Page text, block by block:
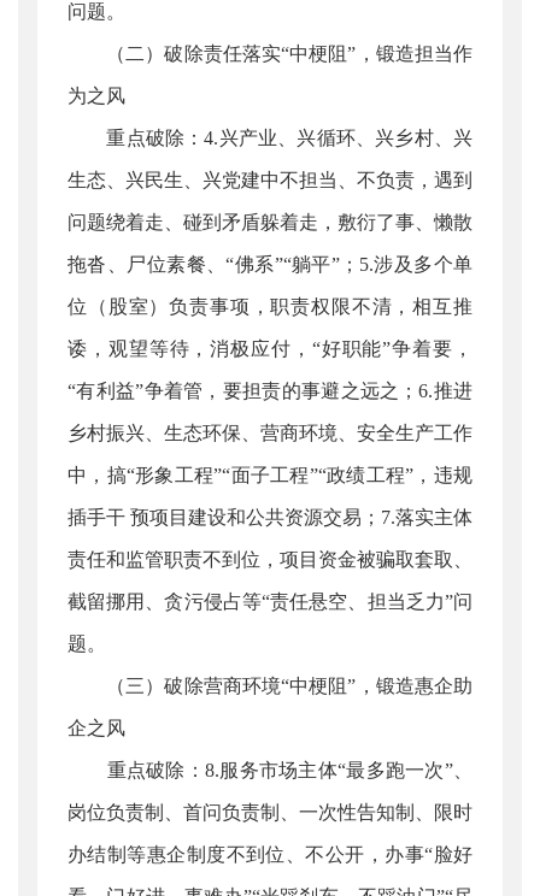
问题。
（二）破除责任落实“中梗阻”，锻造担当作
为之风
重点破除：4.兴产业、兴循环、兴乡村、兴
生态、兴民生、兴党建中不担当、不负责，遇到
问题绕着走、碰到矛盾躲着走，敷衍了事、懒散
拖沓、尸位素餐、“佛系”“躺平”；5.涉及多个单
位（股室）负责事项，职责权限不清，相互推
诿，观望等待，消极应付，“好职能”争着要，
“有利益”争着管，要担责的事避之远之；6.推进
乡村振兴、生态环保、营商环境、安全生产工作
中，搞“形象工程”“面子工程”“政绩工程”，违规
插手干 预项目建设和公共资源交易；7.落实主体
责任和监管职责不到位，项目资金被骗取套取、
截留挪用、贪污侵占等“责任悬空、担当乏力”问
题。
（三）破除营商环境“中梗阻”，锻造惠企助
企之风
重点破除：8.服务市场主体“最多跑一次”、
岗位负责制、首问负责制、一次性告知制、限时
办结制等惠企制度不到位、不公开，办事“脸好